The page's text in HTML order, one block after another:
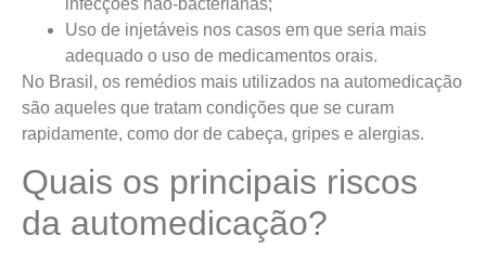
Uso de injetáveis nos casos em que seria mais
adequado o uso de medicamentos orais.
No Brasil, os remédios mais utilizados na automedicação
são aqueles que tratam condições que se curam
rapidamente, como dor de cabeça, gripes e alergias.
Quais os principais riscos
da automedicação?